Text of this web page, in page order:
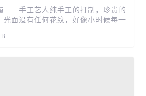
手工艺人纯手工的打制，珍贵的
光面没有任何花纹，好像小时候每一